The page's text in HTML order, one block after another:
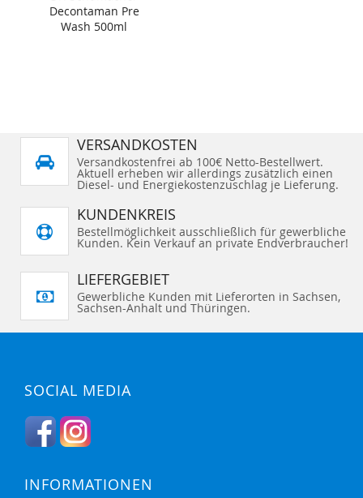
Decontaman Pre
Wash 500ml
VERSANDKOSTEN
Versandkostenfrei ab 100€ Netto-Bestellwert.
Aktuell erheben wir allerdings zusätzlich einen
Diesel- und Energiekostenzuschlag je Lieferung.
KUNDENKREIS
Bestellmöglichkeit ausschließlich für gewerbliche
Kunden. Kein Verkauf an private Endverbraucher!
LIEFERGEBIET
Gewerbliche Kunden mit Lieferorten in Sachsen,
Sachsen-Anhalt und Thüringen.
SOCIAL MEDIA
INFORMATIONEN